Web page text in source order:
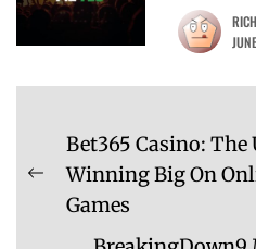
Post
navigation
Previous
post:
Bet365 Casino:
Winning Big On
Games